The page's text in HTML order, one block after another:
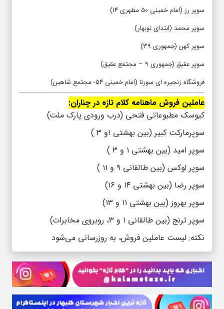
سوپر رز (امام خمینی ۵۰ مطهری ۱۴)
سوپر محمد (ابتدای نوبهار)
سوپر کهن (جمهوری ۳۹)
سوپر عقیق (جمهوری ۹ – مجتمع عقیق)
فروشگاه زنجیره ای سورنا (امام خمینی ۵۴- مجتمع شاهین)
عاملین فروش ماهنامه کلام تازه در چناران:
کیوسک مطبوعاتی فتحی (درب ورودی پارک ملت)
سوپرمارکت کبیر (بین بهشتی ۱و ۳ )
سوپر امید (بین بهشتی ۱ و ۳ )
سوپر لوکس (بین طالقانی ۹ و ۱۱ )
سوپر رضا (بین بهشتی ۱۴ و ۱۶)
سوپر بهروز (بین بهشتی ۱۱ و ۱۳)
سوپر ترنج (بین طالقانی ۱ و ۳، روبروی مخابرات)
نکته: لیست عاملین فروش، به روزرسانی می‌شود